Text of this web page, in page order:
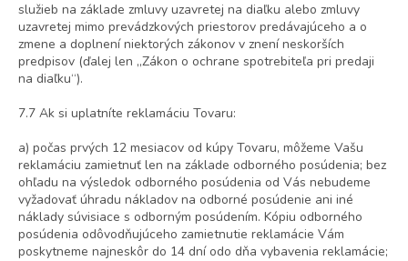
služieb na základe zmluvy uzavretej na diaľku alebo zmluvy
uzavretej mimo prevádzkových priestorov predávajúceho a o
zmene a doplnení niektorých zákonov v znení neskorších
predpisov (ďalej len „Zákon o ochrane spotrebiteľa pri predaji
na diaľku“).
7.7 Ak si uplatníte reklamáciu Tovaru:
a) počas prvých 12 mesiacov od kúpy Tovaru, môžeme Vašu
reklamáciu zamietnuť len na základe odborného posúdenia; bez
ohľadu na výsledok odborného posúdenia od Vás nebudeme
vyžadovať úhradu nákladov na odborné posúdenie ani iné
náklady súvisiace s odborným posúdením. Kópiu odborného
posúdenia odôvodňujúceho zamietnutie reklamácie Vám
poskytneme najneskôr do 14 dní odo dňa vybavenia reklamácie;